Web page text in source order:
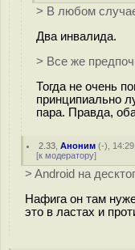
> В любом
Два инвалида.
> Все же
Тогда не очень
принципиально
пара. Правда,
2.33 ,Аноним (-),
[к модератору]
> Android на
Нафига он там
это в ластах и